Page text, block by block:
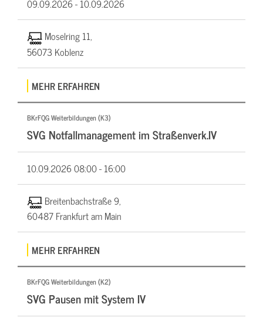
09.09.2026 -10.09.2026
Moselring 11,
56073 Koblenz
MEHR ERFAHREN
BKrFQG Weiterbildungen (K3)
SVG Notfallmanagement im Straßenverk.IV
10.09.202608:00 - 16:00
Breitenbachstraße 9,
60487 Frankfurt am Main
MEHR ERFAHREN
BKrFQG Weiterbildungen (K2)
SVG Pausen mit System IV